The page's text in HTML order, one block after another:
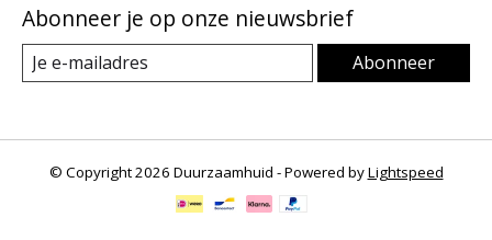
Abonneer je op onze nieuwsbrief
Abonneer
© Copyright 2026 Duurzaamhuid - Powered byLightspeed